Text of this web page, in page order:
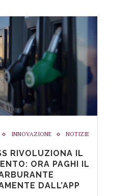
INNOVAZIONE NOTIZIE
RIVOLUZIONA IL
ORA PAGHI IL
DALL’APP